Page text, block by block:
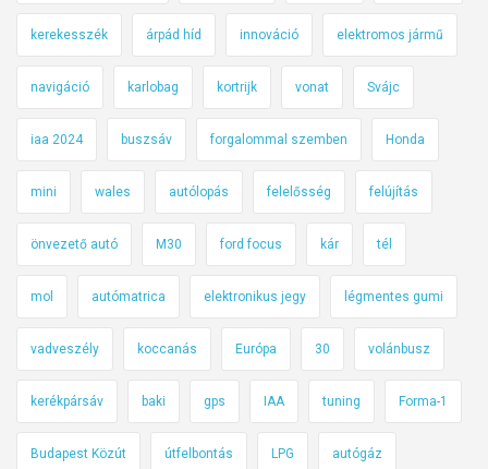
kerekesszék árpád híd innováció elektromos jármű
navigáció karlobag kortrijk vonat Svájc
iaa 2024 buszsáv forgalommal szemben Honda
mini wales autólopás felelősség felújítás
önvezető autó M30 ford focus kár tél
mol autómatrica elektronikus jegy légmentes gumi
vadveszély koccanás Európa 30 volánbusz
kerékpársáv baki gps IAA tuning Forma-1
Budapest Közút útfelbontás LPG autógáz